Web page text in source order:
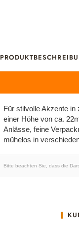
Für stilvolle Akzente in
einer Höhe von ca.
Anlässe, feine
mühelos in
Bitte beachten Sie, dass die